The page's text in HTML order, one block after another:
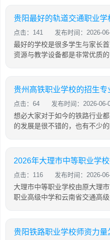
贵阳最好的轨道交通职业学
点击：141 发布时间：2026-
最好的学校是很多学生与家长
资源与教学设备都是非常优质
贵州高铁职业学校的招生
点击：64 发布时间：2026-06-
想必大家对于如今的铁路行业
的发展是很不错的，也有不少
点击：116 发布时间：2026-
大理市中等职业学校由原大理
职业高级中学和云南省交通高
贵阳铁路职业学校师资力量